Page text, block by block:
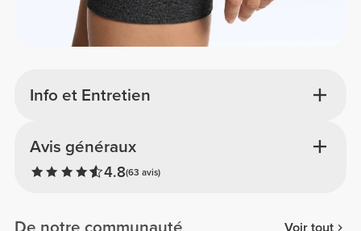
Info et Entretien
Avis généraux
4.8(63 avis)
Voir tout